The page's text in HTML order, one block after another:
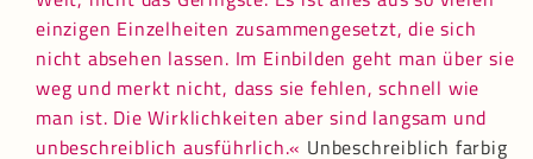
einzigen Einzelheiten zusammengesetzt, die sich
nicht absehen lassen. Im Einbilden geht man über sie
weg und merkt nicht, dass sie fehlen, schnell wie
man ist. Die Wirklichkeiten aber sind langsam und
unbeschreiblich ausführlich.« Unbeschreiblich farbig